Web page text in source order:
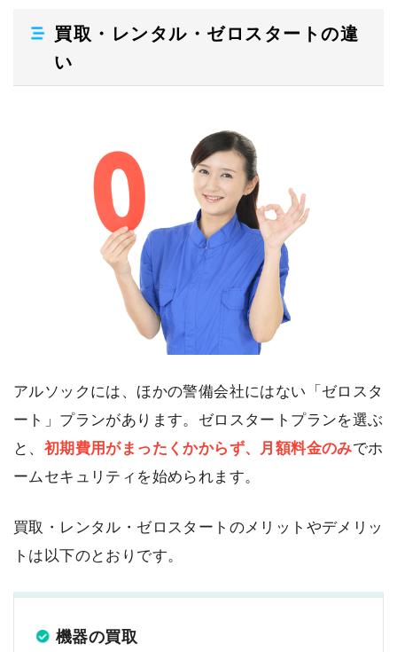
買取・レンタル・ゼロスタートの違
い
アルソックには、ほかの警備会社にはない「ゼロスタ
ート」プランがあります。ゼロスタートプランを選ぶ
と、 初期費用がまったくかからず、月額料金のみでホ
ームセキュリティを始められます。
買取・レンタル・ゼロスタートのメリットやデメリッ
トは以下のとおりです。
機器の買取